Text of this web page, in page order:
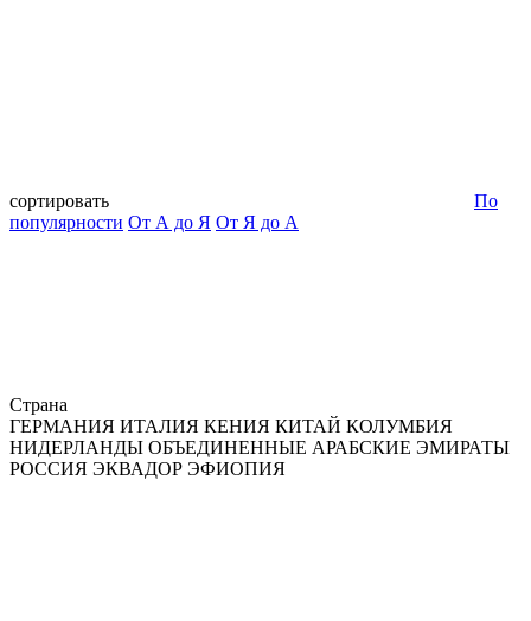
сортировать
По
популярности От А до Я От Я до А
Страна
ГЕРМАНИЯ ИТАЛИЯ КЕНИЯ КИТАЙ КОЛУМБИЯ
НИДЕРЛАНДЫ ОБЪЕДИНЕННЫЕ АРАБСКИЕ ЭМИРАТЫ
РОССИЯ ЭКВАДОР ЭФИОПИЯ